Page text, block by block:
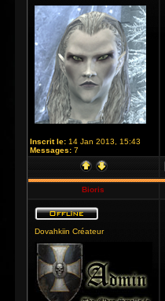
Inscrit le: 14 Jan 2013, 15:43
Messages: 7
Bioris
Dovahkiin Créateur